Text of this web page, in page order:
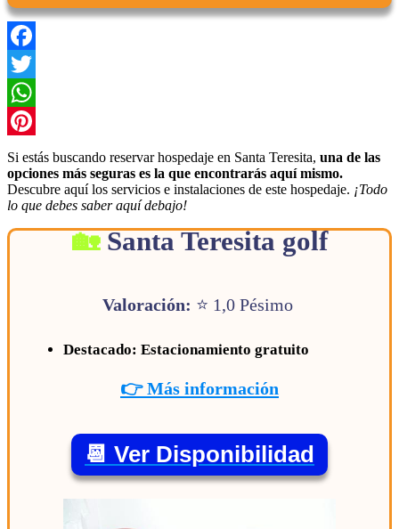
Facebook
Twitter
WhatsApp
Pinterest
Si estás buscando reservar hospedaje en Santa Teresita, una de las
opciones más seguras es la que encontrarás aquí mismo.
Descubre aquí los servicios e instalaciones de este hospedaje. ¡Todo
lo que debes saber aquí debajo!
Santa Teresita golf
Valoración: ⭐ 1,0 Pésimo
Destacado: Estacionamiento gratuito
👉 Más información
📆 Ver Disponibilidad